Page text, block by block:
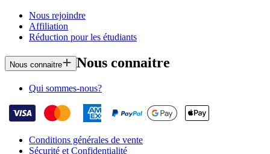
Nous rejoindre
Affiliation
Réduction pour les étudiants
Nous connaitre Nous connaitre
Qui sommes-nous?
Conditions générales de vente
Sécurité et Confidentialité